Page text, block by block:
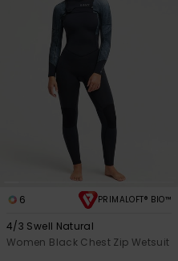
6 PRIMALOFT® BIO™
4/3 Swell Natural
Women Black Chest Zip Wetsuit